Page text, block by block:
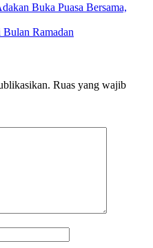
Buka Puasa Bersama,
Ramadan
Ruas yang wajib